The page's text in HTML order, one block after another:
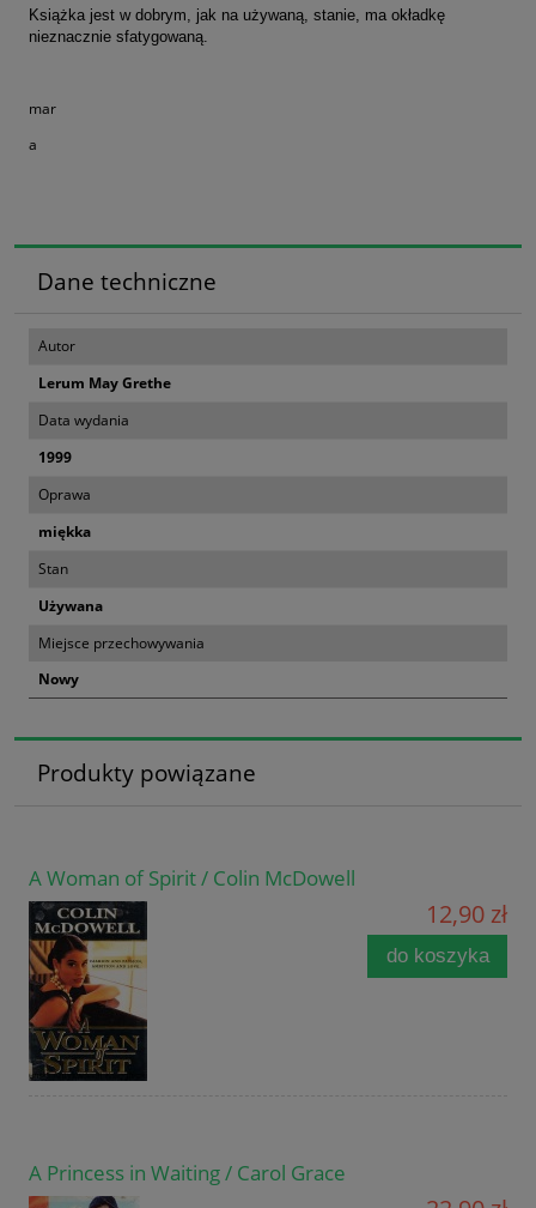
Książka jest w dobrym, jak na używaną, stanie, ma okładkę
nieznacznie sfatygowaną.
mar
a
Dane techniczne
Autor
Lerum May Grethe
Data wydania
1999
Oprawa
miękka
Stan
Używana
Miejsce przechowywania
Nowy
Produkty powiązane
A Woman of Spirit / Colin McDowell
12,90 zł
do koszyka
A Princess in Waiting / Carol Grace